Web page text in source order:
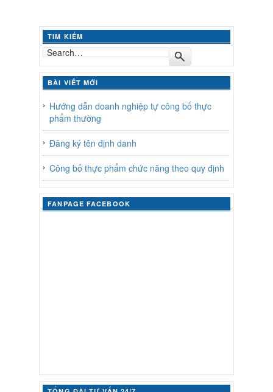
TIM KIẾM
BÀI VIẾT MỚI
Hướng dẫn doanh nghiệp tự công bố thực
phẩm thường
Đăng ký tên định danh
Công bố thực phẩm chức năng theo quy định
FANPAGE FACEBOOK